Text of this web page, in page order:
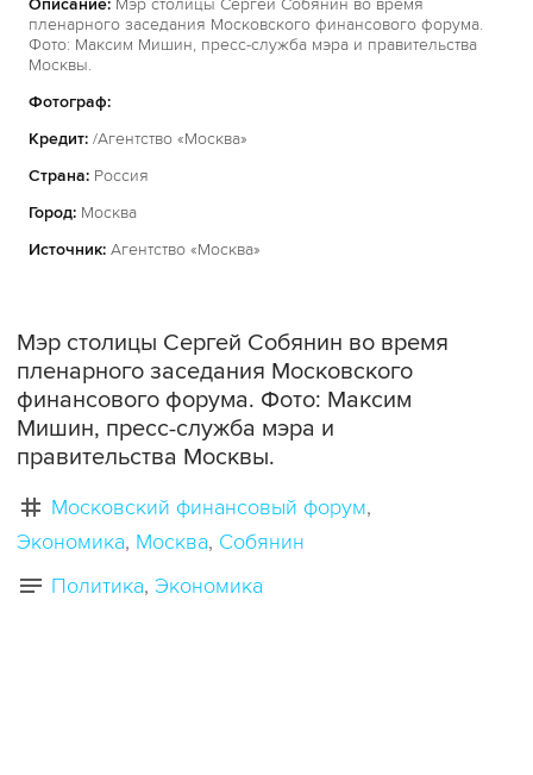
пленарного заседания Московского финансового форума.
Фото: Максим Мишин, пресс-служба мэра и правительства
Москвы.
Фотограф:
Кредит: /Агентство «Москва»
Страна: Россия
Город: Москва
Источник: Агентство «Москва»
Мэр столицы Сергей Собянин во время
пленарного заседания Московского
финансового форума. Фото: Максим
Мишин, пресс-служба мэра и
правительства Москвы.
Московский финансовый форум
Экономика Москва Собянин
Политика Экономика